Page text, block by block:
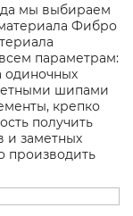
мы выбираем
Фибро
параметрам:
одиночных
шипами
крепко
получить
и заметных
производить